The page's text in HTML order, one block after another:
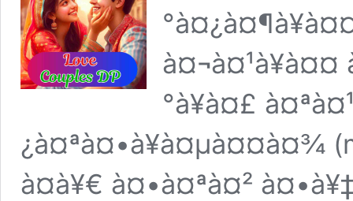
°à¥à¤£
¿à¤ªà¤•à¥à¤µà¤¤à¤¾
à¤­à¥€ à¤•à¤ªà¤²